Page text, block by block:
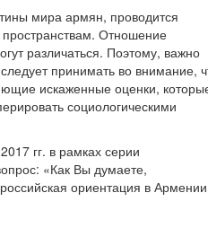
мира армян, проводится
Отношение
различаться. Поэтому, важно
принимать во внимание,
искаженные оценки,
социологическими
гг. в рамках серии
«Как Вы думаете,
ориентация в Армении